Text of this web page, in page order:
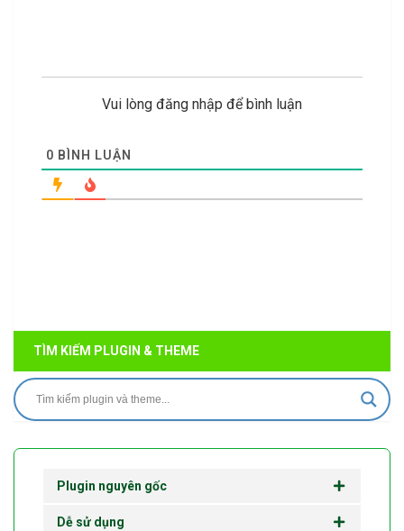
Vui lòng đăng nhập để bình luận
0 BÌNH LUẬN
TÌM KIẾM PLUGIN & THEME
Plugin nguyên gốc
Dễ sử dụng